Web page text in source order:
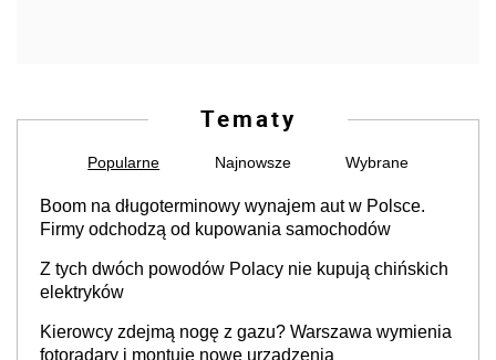
Tematy
Popularne Najnowsze Wybrane
Boom na długoterminowy wynajem aut w Polsce.
Firmy odchodzą od kupowania samochodów
Z tych dwóch powodów Polacy nie kupują chińskich
elektryków
Kierowcy zdejmą nogę z gazu? Warszawa wymienia
fotoradary i montuje nowe urządzenia